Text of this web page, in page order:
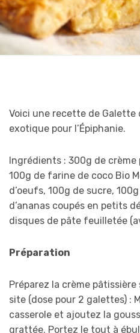
Voici une recette de Galette
exotique pour l’Épiphanie.
Ingrédients : 300g de
100g de farine de coco Bio
d’oeufs, 100g de sucre,
d’ananas coupés en petits
disques de pâte feuilletée
Préparation
Préparez la crème
site (dose pour 2 galettes) :
casserole et ajoutez la
grattée. Portez le tout à